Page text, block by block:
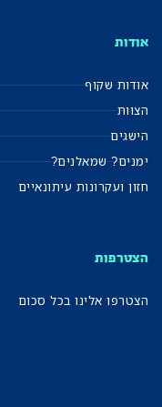
אודות
אודות שקוף
הצוות
הישגים
ימנים? שמאלנים?
חזון ועקרונות עיתונאיים
הצטרפות
הצטרפו אלינו בכל סכום